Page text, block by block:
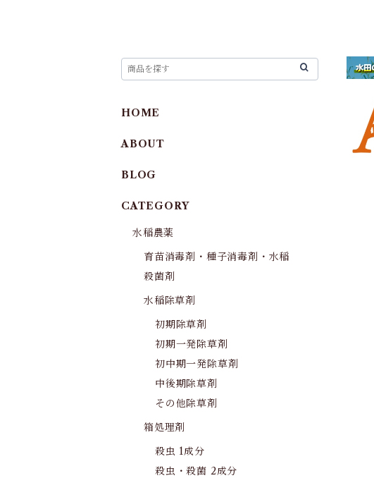
HOME
ABOUT
BLOG
CATEGORY
水稲農薬
育苗消毒剤・種子消毒剤・水稲
殺菌剤
水稲除草剤
初期除草剤
初期一発除草剤
初中期一発除草剤
中後期除草剤
その他除草剤
箱処理剤
殺虫 1成分
殺虫・殺菌 2成分